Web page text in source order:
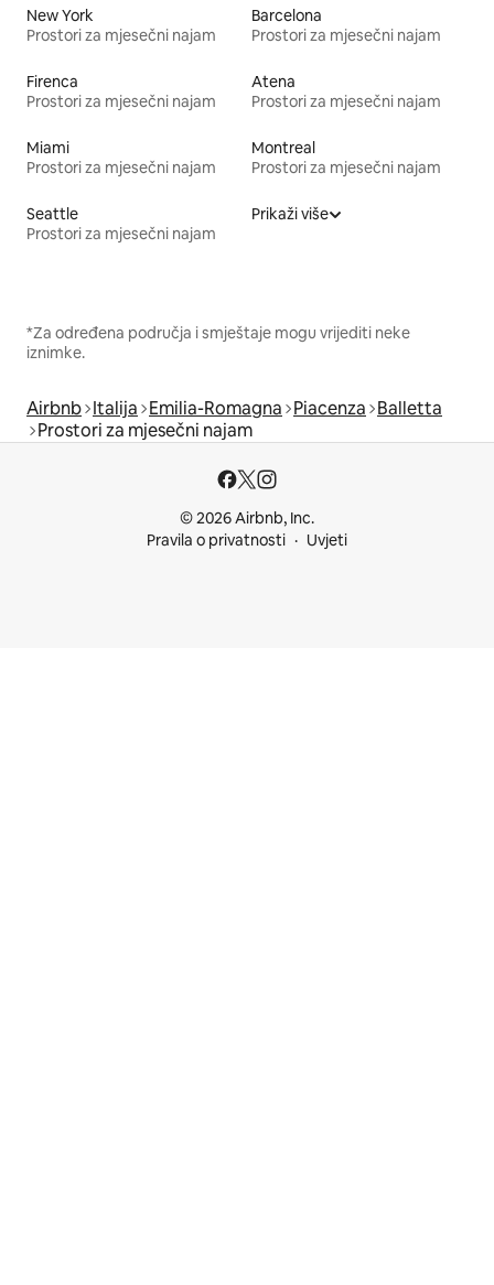
New York
Prostori za mjesečni najam
Barcelona
Prostori za mjesečni najam
Firenca
Prostori za mjesečni najam
Atena
Prostori za mjesečni najam
Miami
Prostori za mjesečni najam
Montreal
Prostori za mjesečni najam
Seattle
Prostori za mjesečni najam
Prikaži više
*Za određena područja i smještaje mogu vrijediti neke
iznimke.
Airbnb Italija Emilia-Romagna Piacenza Balletta
Prostori za mjesečni najam
© 2026 Airbnb, Inc.
Pravila o privatnosti
Uvjeti